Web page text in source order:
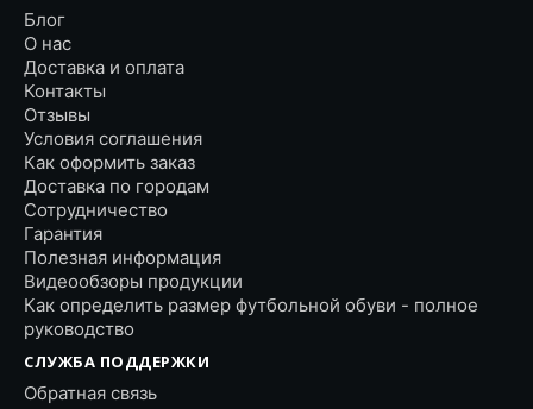
Блог
О нас
Доставка и оплата
Контакты
Отзывы
Условия соглашения
Как оформить заказ
Доставка по городам
Сотрудничество
Гарантия
Полезная информация
Видеообзоры продукции
Как определить размер футбольной обуви - полное
руководство
СЛУЖБА ПОДДЕРЖКИ
Обратная связь